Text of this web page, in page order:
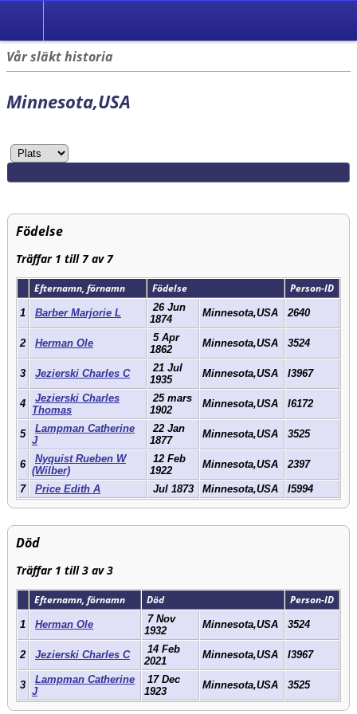
Vår släkt historia
Minnesota,USA
Födelse
Träffar 1 till 7 av 7
Efternamn, förnamn Födelse Person-ID
1 Barber Marjorie L
26 Jun
1874
Minnesota,USA 2640
2 Herman Ole
5 Apr
1862
Minnesota,USA 3524
3 Jezierski Charles C
21 Jul
1935
Minnesota,USA I3967
4
Jezierski Charles
Thomas
25 mars
1902
Minnesota,USA I6172
5
Lampman Catherine
J
22 Jan
1877
Minnesota,USA 3525
6
Nyquist Rueben W
(Wilber)
12 Feb
1922
Minnesota,USA 2397
7 Price Edith A Jul 1873 Minnesota,USA I5994
Död
Träffar 1 till 3 av 3
Efternamn, förnamn Död Person-ID
1 Herman Ole
7 Nov
1932
Minnesota,USA 3524
2 Jezierski Charles C
14 Feb
2021
Minnesota,USA I3967
3
Lampman Catherine
J
17 Dec
1923
Minnesota,USA 3525